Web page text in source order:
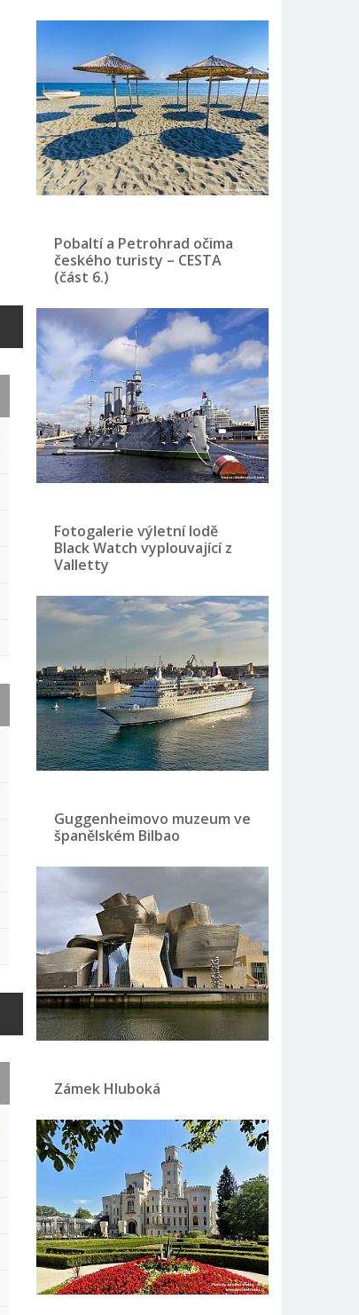
Pobaltí a Petrohrad očima
českého turisty – CESTA
(část 6.)
Fotogalerie výletní lodě
Black Watch vyplouvající z
Valletty
Guggenheimovo muzeum ve
španělském Bilbao
Zámek Hluboká